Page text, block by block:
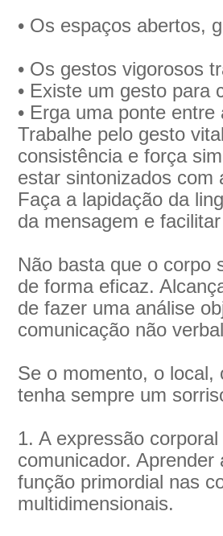
• Os espaços abertos,
• Os gestos vigorosos
• Existe um gesto para
• Erga uma ponte
Trabalhe pelo gesto
consistência e força
estar sintonizados com
Faça a lapidação da
da mensagem e
Não basta que o corpo
de forma eficaz.
de fazer uma análise
comunicação não
Se o momento, o local,
tenha sempre um
1. A expressão
comunicador.
função primordial nas
multidimensionais.